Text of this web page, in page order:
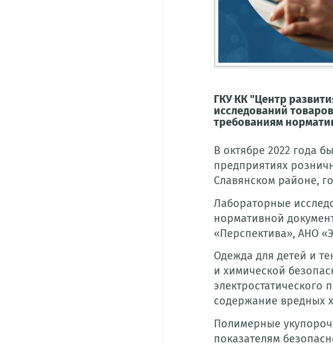
ГКУ КК "Центр
исследований
требованиям
В октябре 2022 года
предприятиях
Славянском районе,
Лабораторные
нормативной
«Перспектива», АНО
Одежда для детей и
и химической
электростатического
содержание вредных
Полимерные
показателям